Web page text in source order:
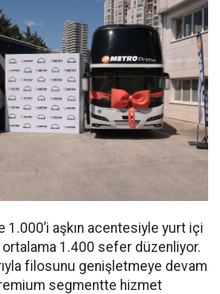
1.000’i aşkın acentesiyle yurt içi
ortalama 1.400 sefer düzenliyor.
filosunu genişletmeye devam
segmentte hizmet